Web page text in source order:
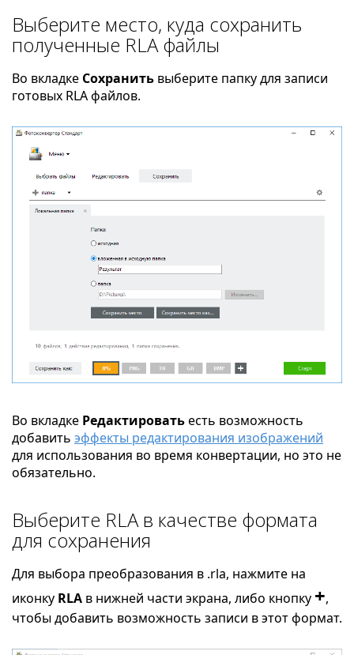
Выберите место, куда сохранить
полученные RLA файлы
Во вкладке Сохранить выберите папку для записи
готовых RLA файлов.
Во вкладке Редактироватьесть возможность
добавить эффекты редактирования изображений
для использования во время конвертации, но это не
обязательно.
Выберите RLA в качестве формата
для сохранения
Для выбора преобразования в .rla, нажмите на
иконку RLA в нижней части экрана, либо кнопку +,
чтобы добавить возможность записи в этот формат.